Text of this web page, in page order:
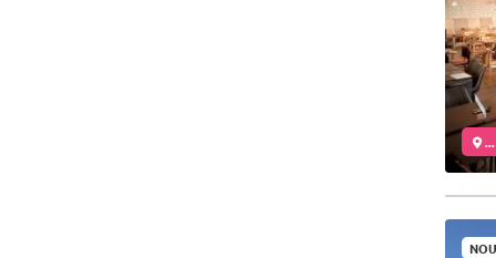
...